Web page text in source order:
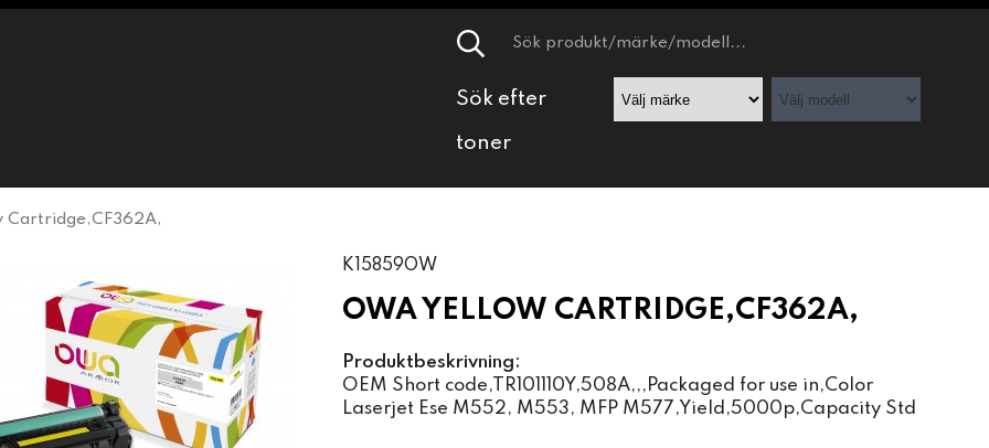
Sök efter
toner
Cartridge,CF362A,
K15859OW
OWA YELLOW CARTRIDGE,CF362A,
Produktbeskrivning:
OEM Short code,TR101110Y,508A,,,Packaged for use in,Color
Laserjet Ese M552, M553, MFP M577,Yield,5000p,Capacity Std